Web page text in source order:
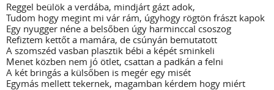
Reggel beülök a verdába, mindjárt gázt adok,
Tudom hogy megint mi vár rám, úgyhogy rögtön frászt kapok
Egy nyugger néne a belsőben úgy harminccal csoszog
Refiztem kettőt a mamára, de csúnyán bemutatott
A szomszéd vasban plasztik bébi a képét sminkeli
Menet közben nem jó ötlet, csattan a padkán a felni
A két bringás a külsőben is megér egy misét
Egymás mellett tekernek, magamban kérdem hogy miért